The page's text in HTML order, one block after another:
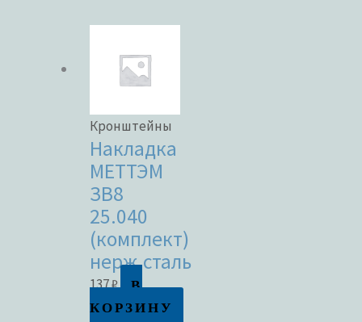
Кронштейны
Накладка
МЕТТЭМ
ЗВ8
25.040
(комплект)
нерж.сталь
137₽
В
КОРЗИНУ